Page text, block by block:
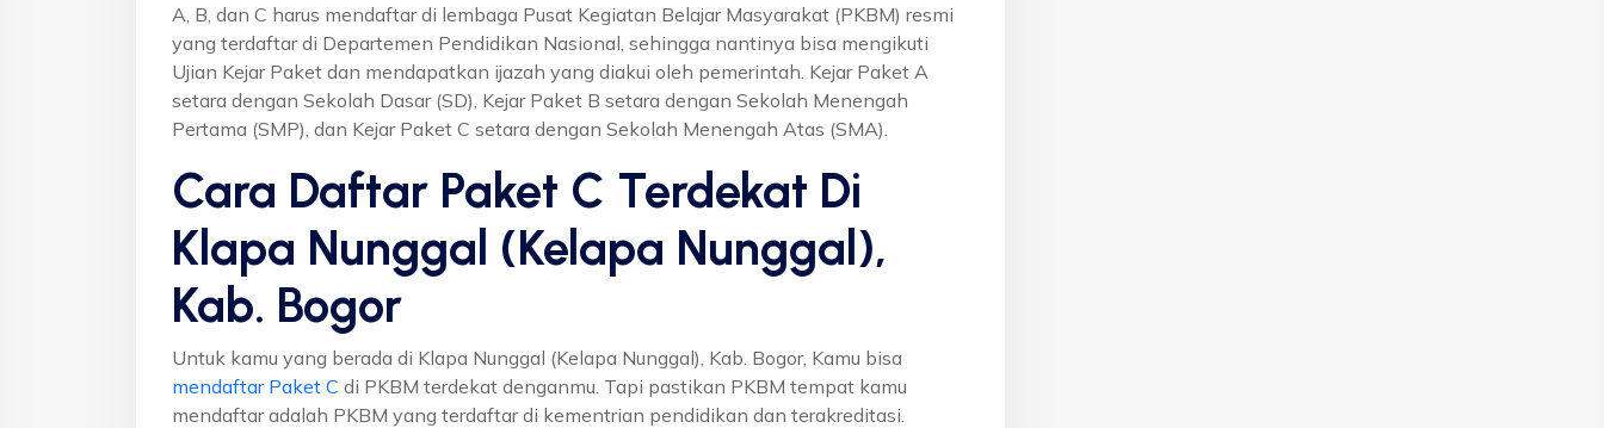
A, B, dan C harus mendaftar di lembaga Pusat Kegiatan Belajar Masyarakat (PKBM) resmi
yang terdaftar di Departemen Pendidikan Nasional, sehingga nantinya bisa mengikuti
Ujian Kejar Paket dan mendapatkan ijazah yang diakui oleh pemerintah. Kejar Paket A
setara dengan Sekolah Dasar (SD), Kejar Paket B setara dengan Sekolah Menengah
Pertama (SMP), dan Kejar Paket C setara dengan Sekolah Menengah Atas (SMA).
Cara Daftar Paket C Terdekat Di
Klapa Nunggal (Kelapa Nunggal),
Kab. Bogor
Untuk kamu yang berada di Klapa Nunggal (Kelapa Nunggal), Kab. Bogor, Kamu bisa
mendaftar Paket C di PKBM terdekat denganmu. Tapi pastikan PKBM tempat kamu
mendaftar adalah PKBM yang terdaftar di kementrian pendidikan dan terakreditasi.